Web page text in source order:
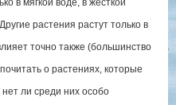
в мягкой воде, в жесткой
растения растут только в
точно также (большинство
о растениях, которые
ли среди них особо